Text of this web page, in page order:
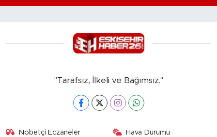
"Tarafsız, İlkeli ve Bağımsız."
Nöbetçi Eczaneler Hava Durumu